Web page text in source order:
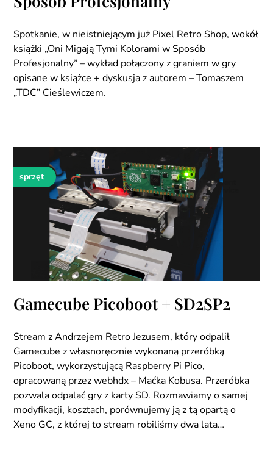
Spotkanie, w nieistniejącym już Pixel Retro Shop, wokół
książki „Oni Migają Tymi Kolorami w Sposób
Profesjonalny” – wykład połączony z graniem w gry
opisane w książce + dyskusja z autorem – Tomaszem
„TDC” Cieślewiczem.
sprzęt
Gamecube Picoboot + SD2SP2
Stream z Andrzejem Retro Jezusem, który odpalił
Gamecube z własnoręcznie wykonaną przeróbką
Picoboot, wykorzystującą Raspberry Pi Pico,
opracowaną przez webhdx – Maćka Kobusa. Przeróbka
pozwala odpalać gry z karty SD. Rozmawiamy o samej
modyfikacji, kosztach, porównujemy ją z tą opartą o
Xeno GC, z której to stream robiliśmy dwa lata…